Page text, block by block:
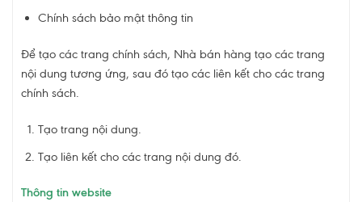
Chính sách bảo mật thông tin
Để tạo các trang chính sách, Nhà bán hàng tạo các trang
nội dung tương ứng, sau đó tạo các liên kết cho các trang
chính sách.
Tạo trang nội dung.
Tạo liên kết cho các trang nội dung đó.
Thông tin website